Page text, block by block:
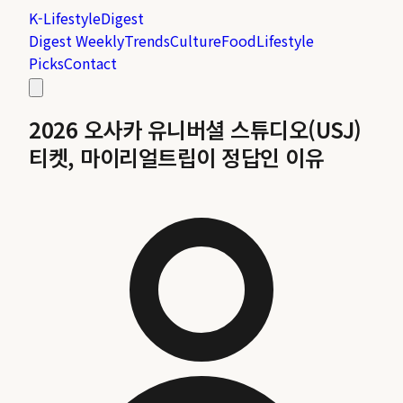
K-LifestyleDigest
Digest WeeklyTrendsCultureFoodLifestyle
PicksContact
2026 오사카 유니버셜 스튜디오(USJ)
티켓, 마이리얼트립이 정답인 이유